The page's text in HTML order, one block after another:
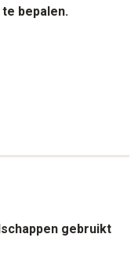
bepalen.
gebruikt